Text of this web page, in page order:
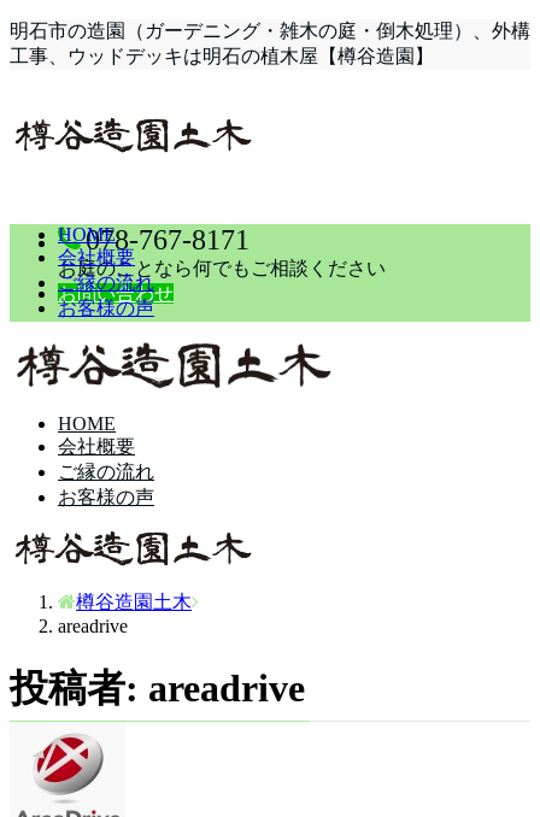
明石市の造園（ガーデニング・雑木の庭・倒木処理）、外構
工事、ウッドデッキは明石の植木屋【樽谷造園】
078-767-8171
お庭のことなら何でもご相談ください
お問い合わせ
HOME
会社概要
ご縁の流れ
お客様の声
HOME
会社概要
ご縁の流れ
お客様の声
樽谷造園土木
areadrive
投稿者: areadrive